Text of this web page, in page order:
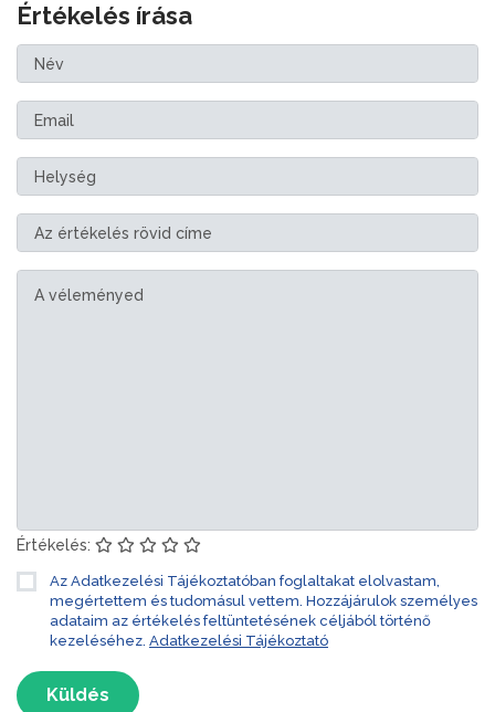
Értékelés írása
Értékelés:
Az Adatkezelési Tájékoztatóban foglaltakat elolvastam,
megértettem és tudomásul vettem. Hozzájárulok személyes
adataim az értékelés feltüntetésének céljából történő
kezeléséhez. Adatkezelési Tájékoztató
Küldés